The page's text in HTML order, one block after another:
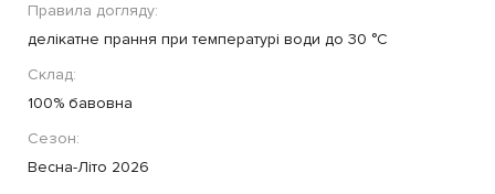
Правила догляду:
делікатне прання при температурі води до 30 °C
Склад:
100% бавовна
Сезон:
Весна-Літо 2026